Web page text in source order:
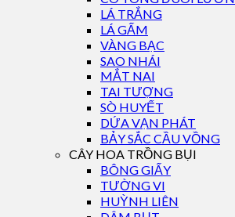
LÁ TRẮNG
LÁ GẤM
VÀNG BẠC
SAO NHÁI
MẮT NAI
TAI TƯỢNG
SÒ HUYẾT
DỨA VẠN PHÁT
BẢY SẮC CẦU VỒNG
CÂY HOA TRỒNG BỤI
BÔNG GIẤY
TƯỜNG VI
HUỲNH LIÊN